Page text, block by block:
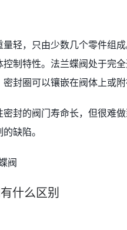
轻，只由少数几个零件组
制特性。法兰蝶阀处于完
封圈可以镶嵌在阀体上或附
封的阀门寿命长，但很难
缺陷。
阀
什么区别